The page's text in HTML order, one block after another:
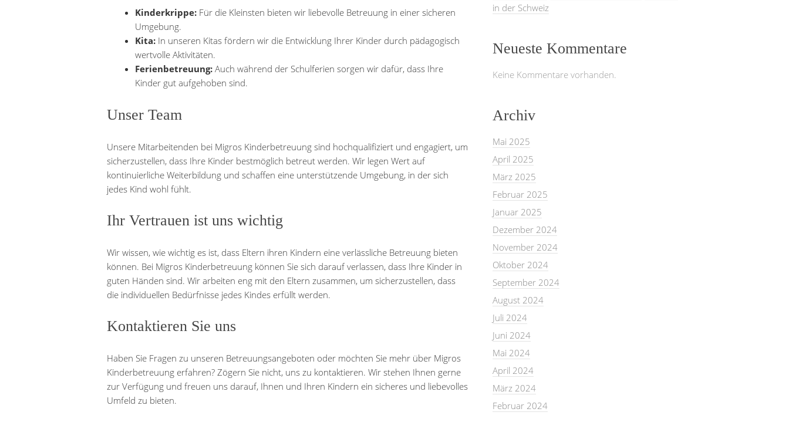
Kinderkrippe: Für die Kleinsten bieten wir liebevolle Betreuung in einer sicheren
Umgebung.
Kita: In unseren Kitas fördern wir die Entwicklung Ihrer Kinder durch pädagogisch
wertvolle Aktivitäten.
Ferienbetreuung: Auch während der Schulferien sorgen wir dafür, dass Ihre
Kinder gut aufgehoben sind.
Unser Team
Unsere Mitarbeitenden bei Migros Kinderbetreuung sind hochqualifiziert und engagiert, um
sicherzustellen, dass Ihre Kinder bestmöglich betreut werden. Wir legen Wert auf
kontinuierliche Weiterbildung und schaffen eine unterstützende Umgebung, in der sich
jedes Kind wohl fühlt.
Ihr Vertrauen ist uns wichtig
Wir wissen, wie wichtig es ist, dass Eltern ihren Kindern eine verlässliche Betreuung bieten
können. Bei Migros Kinderbetreuung können Sie sich darauf verlassen, dass Ihre Kinder in
guten Händen sind. Wir arbeiten eng mit den Eltern zusammen, um sicherzustellen, dass
die individuellen Bedürfnisse jedes Kindes erfüllt werden.
Kontaktieren Sie uns
Haben Sie Fragen zu unseren Betreuungsangeboten oder möchten Sie mehr über Migros
Kinderbetreuung erfahren? Zögern Sie nicht, uns zu kontaktieren. Wir stehen Ihnen gerne
zur Verfügung und freuen uns darauf, Ihnen und Ihren Kindern ein sicheres und liebevolles
Umfeld zu bieten.
in der Schweiz
Neueste Kommentare
Keine Kommentare vorhanden.
Archiv
Mai 2025
April 2025
März 2025
Februar 2025
Januar 2025
Dezember 2024
November 2024
Oktober 2024
September 2024
August 2024
Juli 2024
Juni 2024
Mai 2024
April 2024
März 2024
Februar 2024